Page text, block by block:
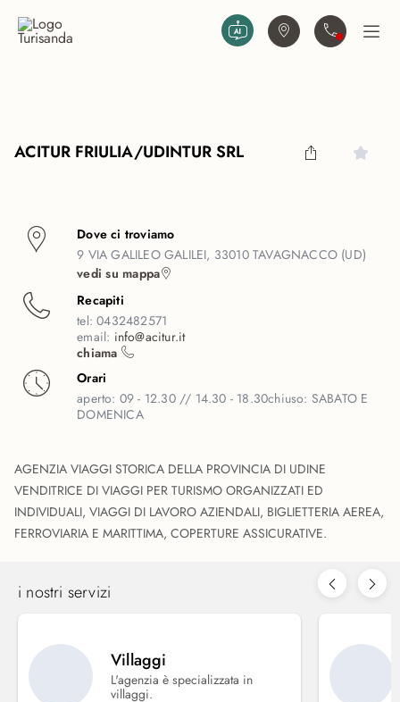
Trova agenziaContattaciApri
ACITUR FRIULIA/UDINTUR SRL
Dove ci troviamo
9 VIA GALILEO GALILEI, 33010 TAVAGNACCO (UD)
vedi su mappa
Recapiti
tel:0432482571
email: info@acitur.it
chiama
Orari
aperto: 09 - 12.30 // 14.30 - 18.30chiuso: SABATO E
DOMENICA
AGENZIA VIAGGI STORICA DELLA PROVINCIA DI UDINE
VENDITRICE DI VIAGGI PER TURISMO ORGANIZZATI ED
INDIVIDUALI, VIAGGI DI LAVORO AZIENDALI, BIGLIETTERIA AEREA,
FERROVIARIA E MARITTIMA, COPERTURE ASSICURATIVE.
i nostri servizi
Villaggi
L'agenzia è specializzata in
villaggi.